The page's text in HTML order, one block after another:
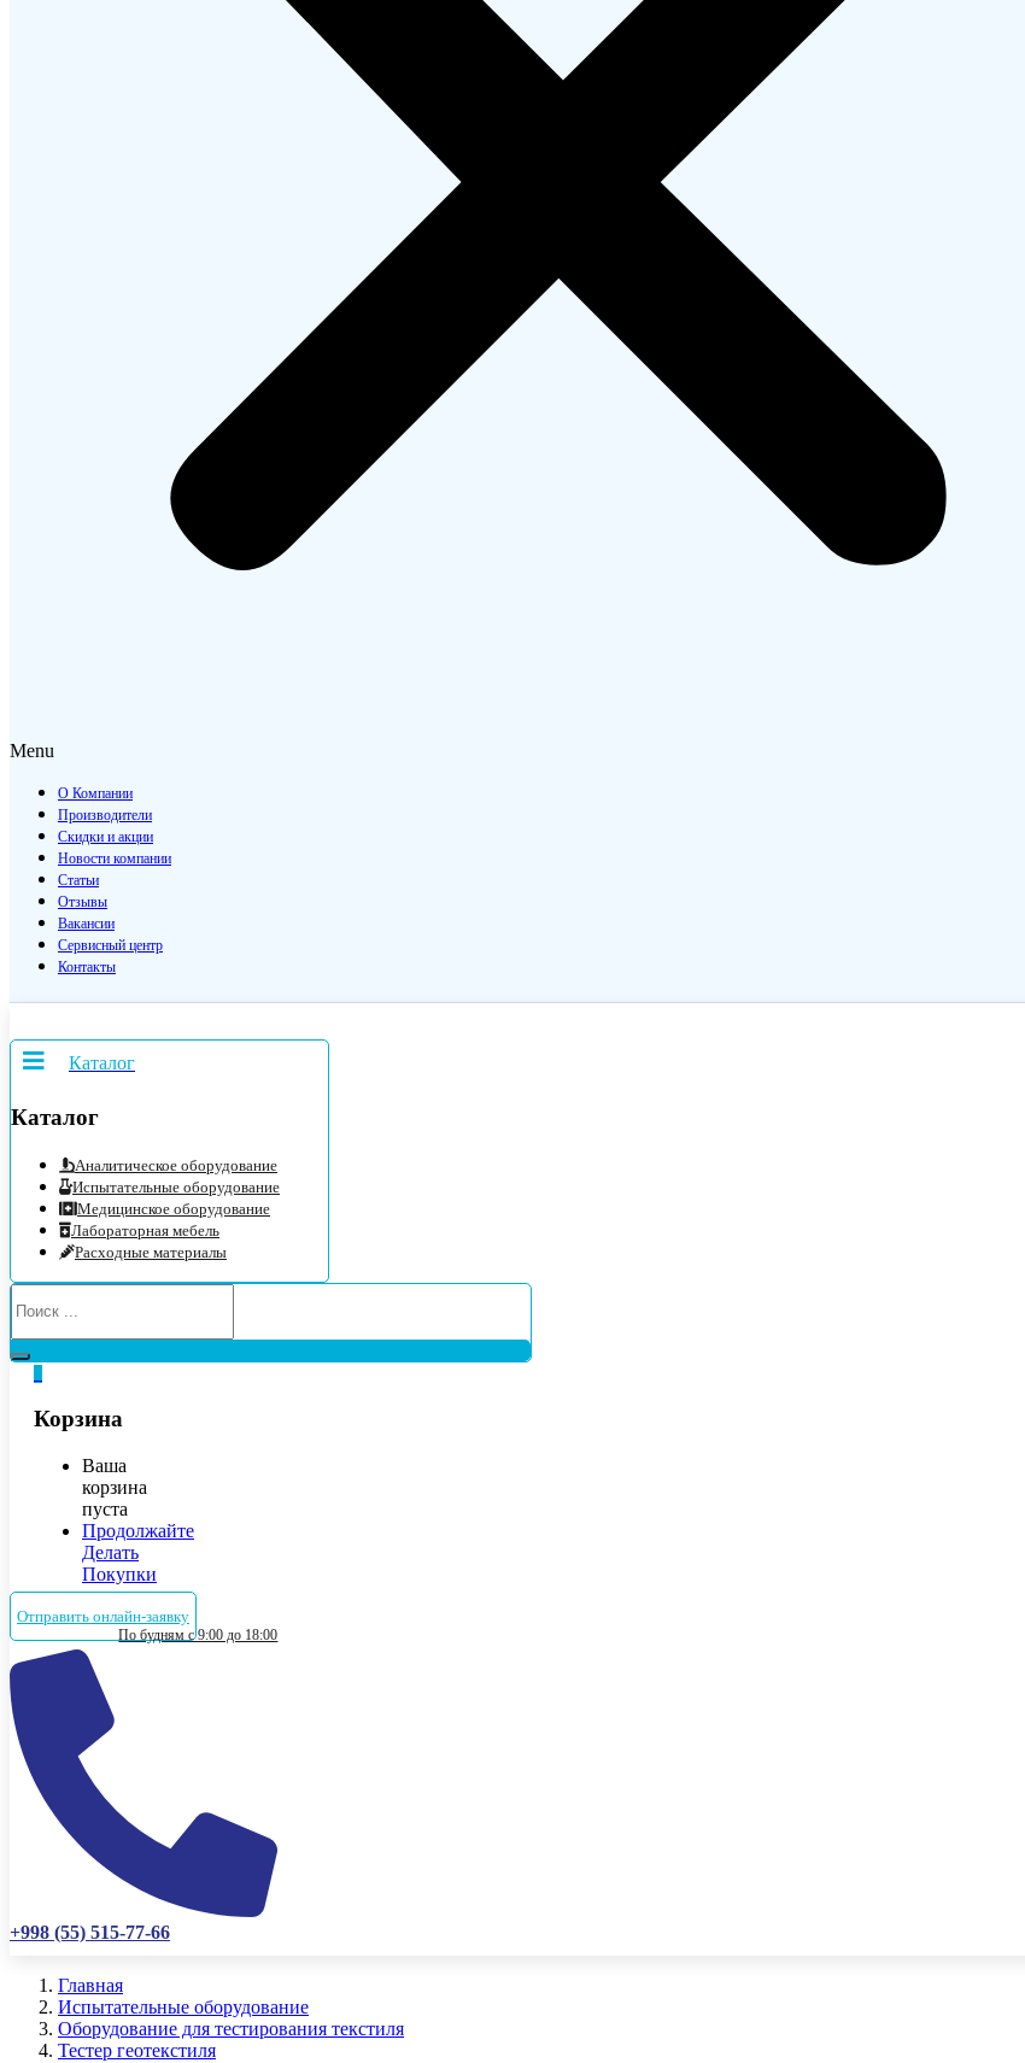
Menu
О Компании
Производители
Скидки и акции
Новости компании
Статьи
Отзывы
Вакансии
Сервисный центр
Контакты
Каталог
Каталог
Аналитическое оборудование
Испытательные оборудование
Медицинское оборудование
Лабораторная мебель
Расходные материалы
Корзина
Ваша
корзина
пуста
Продолжайте
Делать
Покупки
Отправить онлайн-заявку
По будням с 9:00 до 18:00
+998 (55) 515-77-66
Главная
Испытательные оборудование
Оборудование для тестирования текстиля
Тестер геотекстиля